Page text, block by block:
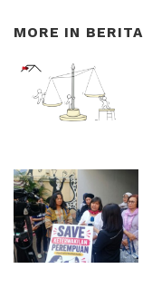
MORE IN BERITA